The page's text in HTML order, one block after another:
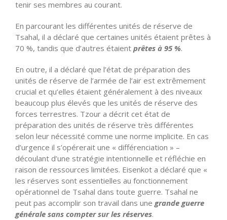
tenir ses membres au courant.
En parcourant les différentes unités de réserve de
Tsahal, il a déclaré que certaines unités étaient prêtes à
70 %, tandis que d’autres étaient prêtes à 95 %.
En outre, il a déclaré que l’état de préparation des
unités de réserve de l’armée de l’air est extrêmement
crucial et qu’elles étaient généralement à des niveaux
beaucoup plus élevés que les unités de réserve des
forces terrestres. Tzour a décrit cet état de
préparation des unités de réserve très différentes
selon leur nécessité comme une norme implicite. En cas
d’urgence il s’opérerait une « différenciation » –
découlant d’une stratégie intentionnelle et réfléchie en
raison de ressources limitées. Eisenkot a déclaré que «
les réserves sont essentielles au fonctionnement
opérationnel de Tsahal dans toute guerre. Tsahal ne
peut pas accomplir son travail dans une grande guerre
générale sans compter sur les réserves.